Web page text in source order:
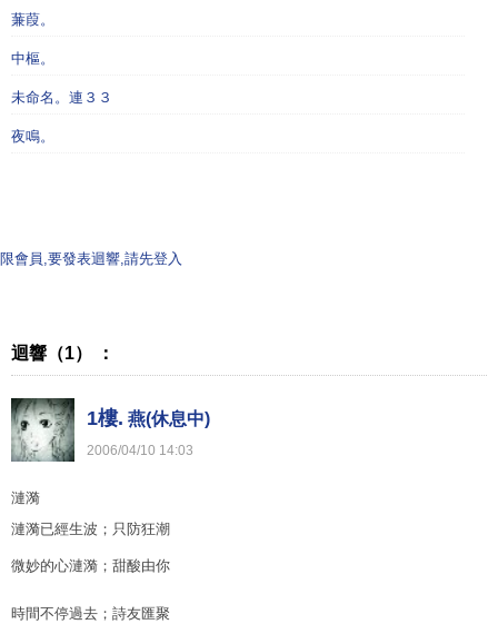
蒹葭。
中樞。
未命名。連３３
夜鳴。
限會員,要發表迴響,請先登入
迴響（1） ：
1樓. 燕(休息中)
2006/04/10 14:03
漣漪
漣漪已經生波；只防狂潮
微妙的心漣漪；甜酸由你
時間不停過去；詩友匯聚